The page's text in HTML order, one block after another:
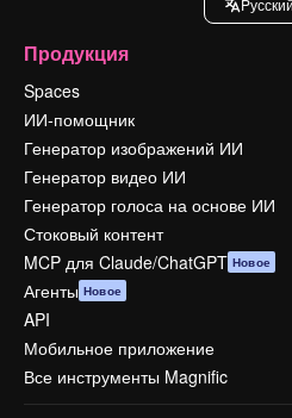
Pусский
Продукция
Spaces
ИИ-помощник
Генератор изображений ИИ
Генератор видео ИИ
Генератор голоса на основе ИИ
Стоковый контент
MCP для Claude/ChatGPT Новое
Агенты Новое
API
Мобильное приложение
Все инструменты Magnific